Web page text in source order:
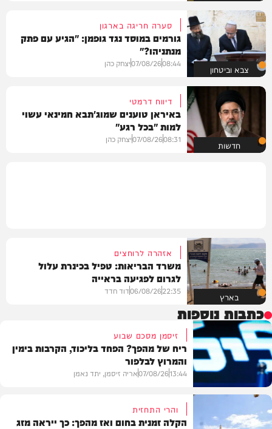
צבא וביטחון
סערה חריגה בארגון
גורמים במוסד נגד גופמן: "הגיע עם פתק
מנתניהו?"
08:44
07/08/26יצחק כהן
חדשות
דיווח דרמטי
באיראן טוענים שמוג'תבא חמינאי עשוי
למות "בכל רגע"
08:31
07/08/26יצחק כהן
בארץ
אזהרה לרוחצים
משרד הבריאות: טפיל בכינרת עלול
לגרום לפגיעה בראייה
22:35
06/08/26דוד חדד
כתבות נוספות
זיסמן מסכם שבוע
ריח של מהפך? הפחד בליכוד, הקרבות בימין
והמרוץ לבלפור
13:44
07/08/26אריה זיסמן, יתד נאמן
והרי התחזית
הקלה זמנית בחום ואז מהפך: כך ייראה מזג